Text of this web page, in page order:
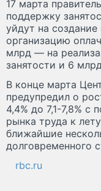
17 марта
поддержку
уйдут на
организацию
млрд — на
занятости и 6
В конце марта
предупредил о
4,4% до 7,1-7,8%
рынка труда к
ближайшие
долговременного
rbc.ru